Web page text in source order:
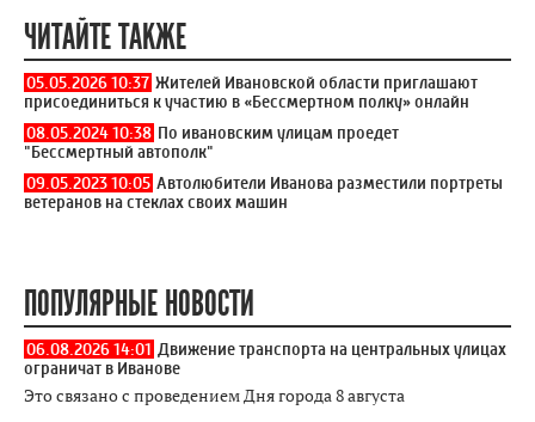
ЧИТАЙТЕ ТАКЖЕ
05.05.2026 10:37 Жителей Ивановской области приглашают
присоединиться к участию в «Бессмертном полку» онлайн
08.05.2024 10:38 По ивановским улицам проедет
"Бессмертный автополк"
09.05.2023 10:05 Автолюбители Иванова разместили портреты
ветеранов на стеклах своих машин
ПОПУЛЯРНЫЕ НОВОСТИ
06.08.2026 14:01 Движение транспорта на центральных улицах
ограничат в Иванове
Это связано с проведением Дня города 8 августа